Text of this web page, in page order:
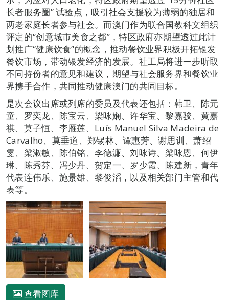
长者服务圈” 试验点，吸引社会支援较为薄弱的独居和
两老家庭长者参与社会。而澳门作为联合国教科文组织
评定的“创意城市美食之都”，特区政府亦期望透过此计
划推广“健康饮食”的概念，推动餐饮业界积极开拓银发
餐饮市场，带动银发经济的发展。社工局将进一步听取
不同持份者的意见和建议，期望与社会服务界和餐饮业
界携手合作，共同推动健康澳门的共同目标。
是次会议出席或列席的委员及代表还包括：韩卫、陈元
童、罗奕龙、陈宝云、梁咏娴、许华宝、黎嘉骏、黄嘉
祺、莫子恒、李雁莲、Luís Manuel Silva Madeira de
Carvalho、莫垂道、郑锡林、谭惠芳、谢思训、萧绍
雯、梁淑敏、陈伯铭、李德濂、刘咏诗、梁咏恩、何伊
琳、陈秀芬、冯少丹、贺定一、罗少霞、陈建新，青年
代表连伟乐、施景雄、黎俊滔，以及相关部门主管和代
表等。
查看图库